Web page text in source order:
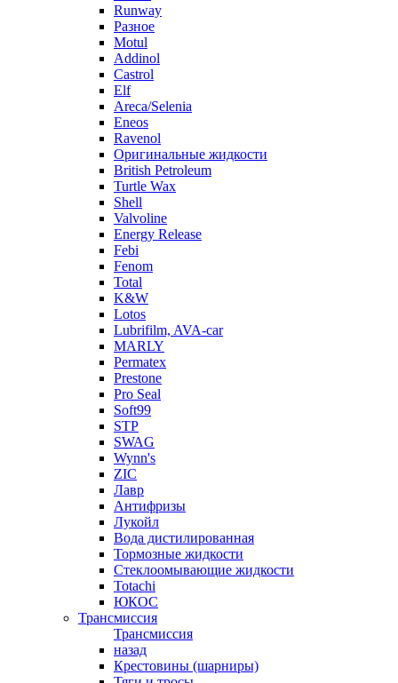
Runway
Разное
Motul
Addinol
Castrol
Elf
Areca/Selenia
Eneos
Ravenol
Оригинальные жидкости
British Petroleum
Turtle Wax
Shell
Valvoline
Energy Release
Febi
Fenom
Total
K&W
Lotos
Lubrifilm, AVA-car
MARLY
Permatex
Prestone
Pro Seal
Soft99
STP
SWAG
Wynn's
ZIC
Лавр
Антифризы
Лукойл
Вода дистилированная
Тормозные жидкости
Стеклоомывающие жидкости
Totachi
ЮКОС
Трансмиссия
Трансмиссия
назад
Крестовины (шарниры)